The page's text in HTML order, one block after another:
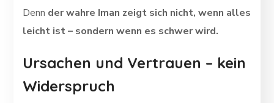
Denn der wahre Iman zeigt sich nicht, wenn alles
leicht ist – sondern wenn es schwer wird.
Ursachen und Vertrauen – kein
Widerspruch